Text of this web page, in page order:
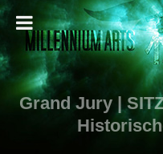
Grand Jury |